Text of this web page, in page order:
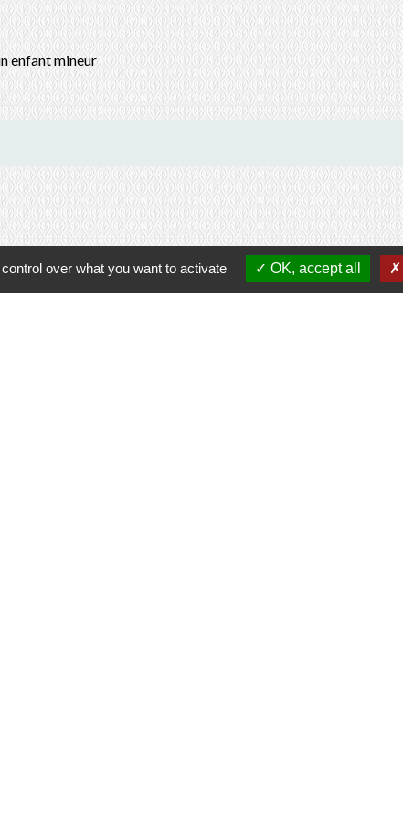
enfant mineur
over what you want to activate OK, accept all